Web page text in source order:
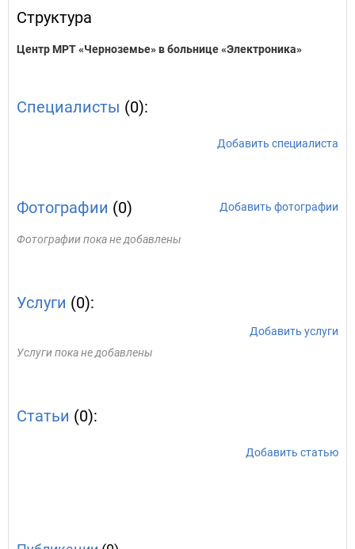
Структура
Центр МРТ «Черноземье» в больнице «Электроника»
Специалисты (0):
Добавить специалиста
Фотографии (0) Добавить фотографии
Фотографии пока не добавлены
Услуги (0):
Добавить услуги
Услуги пока не добавлены
Статьи (0):
Добавить статью